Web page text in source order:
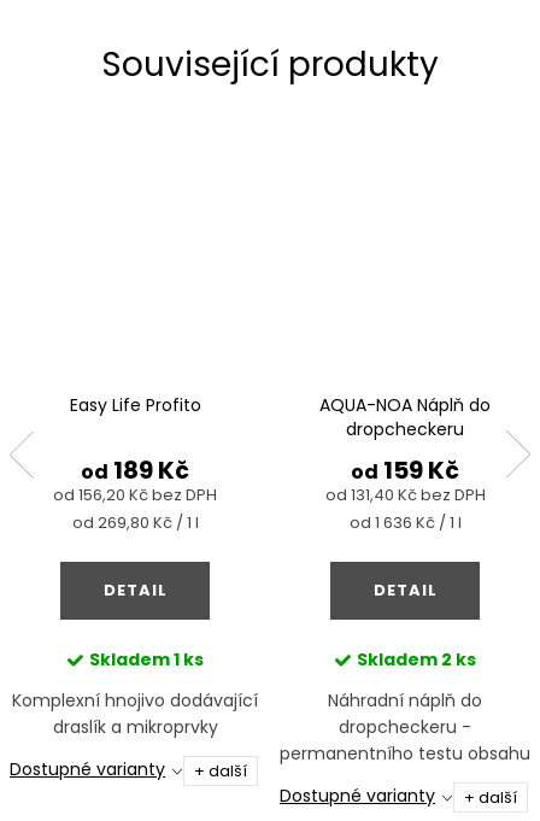
Související produkty
Easy Life Profito
od 156,20 Kč bez DPH
od 189 Kč
Měrná
od 269,80 Kč / 1 l
DETAIL
Skladem1 ks
Komplexní hnojivo dodávající
draslík a mikroprvky
Dostupné varianty
+ další
AQUA-NOA Náplň do
dropcheckeru
od 131,40 Kč bez DPH
od 159 Kč
Měrná
od 1 636 Kč / 1 l
DETAIL
Skladem 2 ks
Náhradní náplň do
dropcheckeru -
permanentního testu obsahu
CO2 v akváriu, nabízíme ve
dvou koncentracích - v
Dostupné varianty + další